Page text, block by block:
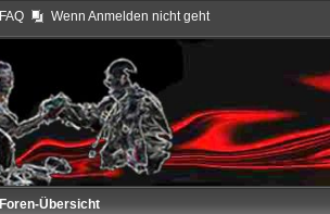
FAQ Wenn Anmelden nicht geht
Foren-Übersicht